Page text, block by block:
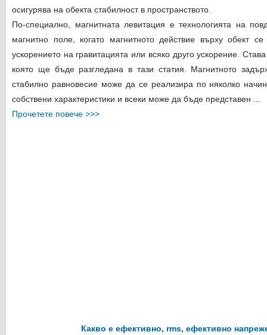
осигурява на обекта стабилност в пространството.
По-специално, магнитната левитация е технологията на
магнитно поле, когато магнитното действие върху обект
ускорението на гравитацията или всяко друго ускорение.
която ще бъде разгледана в тази статия. Магнитното
стабилно равновесие може да се реализира по няколко
собствени характеристики и всеки може да бъде представен ...
Прочетете повече >>>
Какво е ефективно, rms, ефективно